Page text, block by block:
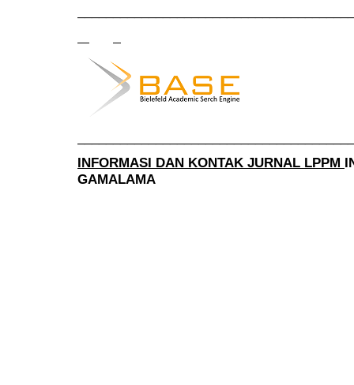
INFORMASI DAN KONTAK JURNAL LPPM
GAMALAMA